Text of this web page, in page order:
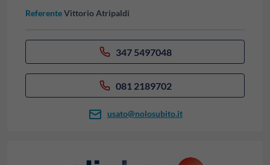
ReferenteVittorio Atripaldi
347 5497048
081 2189702
usato@nolosubito.it